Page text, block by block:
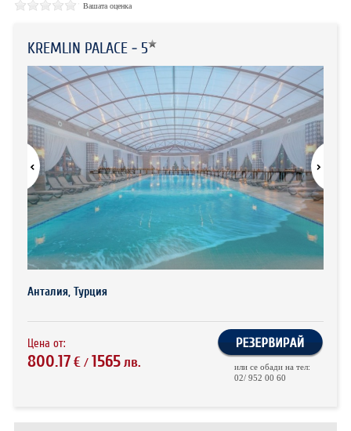
ХОТЕЛИ В ТУРЦИЯ
ТУРЦИЯ С КОЛА
ХОТЕЛИ В ГЪРЦИЯ
НОВА ГОДИНА 2027
ХОТЕЛИ В АЛБАНИЯ
АВТОБУСИ ПОД НАЕМ
ЗА НАС
КОНТАКТИ
ОБЩИ УСЛОВИЯ ПАКЕТНИ
ПЪТУВАНИЯ
ПОЛИТИКА ЗА ПОВЕРИТЕЛНОСТ
Вашата оценка
KREMLIN PALACE - 5
Анталия, Турция
Цена от:
800.17€/ 1565лв.
или се обади на тел:
02/ 952 00 60